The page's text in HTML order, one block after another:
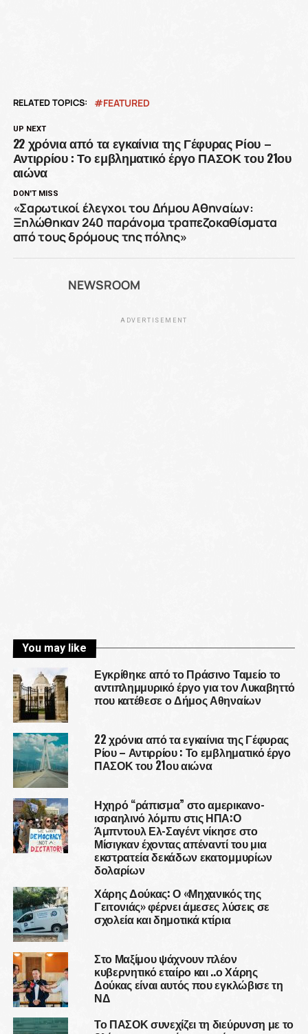
RELATED TOPICS: FEATURED
UP NEXT
22 χρόνια από τα εγκαίνια της Γέφυρας Ρίου –
Αντιρρίου : Το εμβληματικό έργο ΠΑΣΟΚ του 21ου
αιώνα
DON'T MISS
«Σαρωτικοί έλεγχοι του Δήμου Αθηναίων:
Ξηλώθηκαν 240 παράνομα τραπεζοκαθίσματα
από τους δρόμους της πόλης»
NEWSROOM
ADVERTISEMENT
You may like
Εγκρίθηκε από το Πράσινο Ταμείο το
αντιπλημμυρικό έργο για τον Λυκαβηττό
που κατέθεσε ο Δήμος Αθηναίων
22 χρόνια από τα εγκαίνια της Γέφυρας
Ρίου – Αντιρρίου : Το εμβληματικό έργο
ΠΑΣΟΚ του 21ου αιώνα
Ηχηρό “ράπισμα” στο αμερικανο-
ισραηλινό λόμπυ στις ΗΠΑ:Ο
Άμπντουλ Ελ-Σαγέντ νίκησε στο
Μίσιγκαν έχοντας απέναντί του μια
εκστρατεία δεκάδων εκατομμυρίων
δολαρίων
Χάρης Δούκας: Ο «Μηχανικός της
Γειτονιάς» φέρνει άμεσες λύσεις σε
σχολεία και δημοτικά κτίρια
Στο Μαξίμου ψάχνουν πλέον
κυβερνητικό εταίρο και ..ο Χάρης
Δούκας είναι αυτός που εγκλώβισε τη
ΝΔ
Το ΠΑΣΟΚ συνεχίζει τη διεύρυνση με το